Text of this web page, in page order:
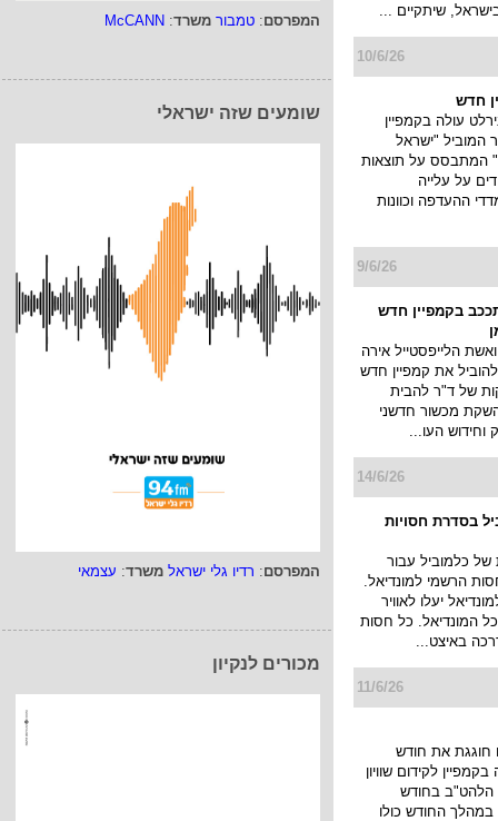
המפרסם: טמבור משרד:
McCANN
שומעים שזה ישראלי
המפרסם: רדיו גלי ישראל משרד: עצמאי
מכורים לנקיון
שיתקיים ...
10/6/26
חדש
עולה בקמפיין
"ישראל
המתבסס על תוצאות
על עלייה
ההעדפה וכוונות
9/6/26
בקמפיין חדש
הלייפסטייל אירה
את קמפיין חדש
של ד"ר להבית
מכשור חדשני
וחידוש העו...
14/6/26
בסדרת חסויות
כלמוביל עבור
הרשמי למונדיאל.
יעלו לאוויר
כל המונדיאל. כל חסות
באיצט...
11/6/26
את חודש
לקידום שוויון
הלהט"ב בחודש
במהלך החודש כולו